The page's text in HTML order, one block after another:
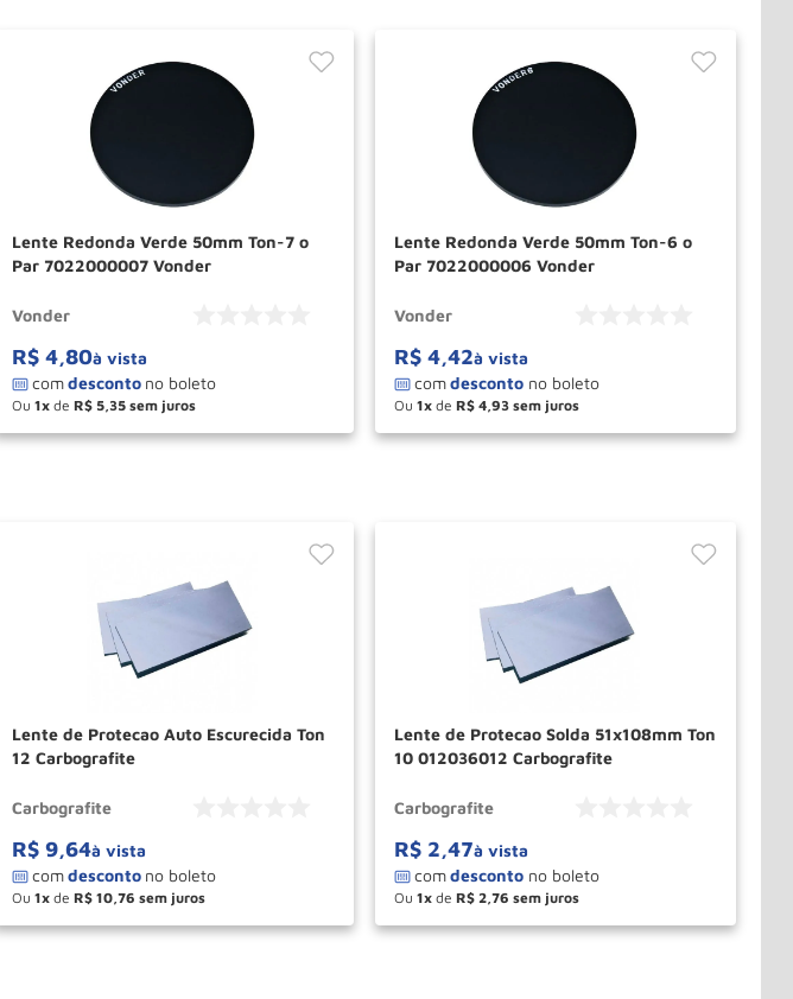
Lente Redonda Verde 50mm Ton-7 o
Par 7022000007 Vonder
Vonder
R$ 4,80à vista
Ou 1 de R$ 5, 35
＋
－ COMPRAR
Lente Redonda Verde 50mm Ton-6 o
Par 7022000006 Vonder
Vonder
R$ 4,42à vista
Ou 1 de R$ 4, 93
＋
－ COMPRAR
Lente de Protecao Auto Escurecida Ton
12 Carbografite
Carbografite
R$ 9,64à vista
Ou 1 de R$ 10, 76
＋
－ COMPRAR
Lente de Protecao Solda 51x108mm Ton
10 012036012 Carbografite
Carbografite
R$ 2,47à vista
Ou 1 de R$ 2, 76
＋
－ COMPRAR